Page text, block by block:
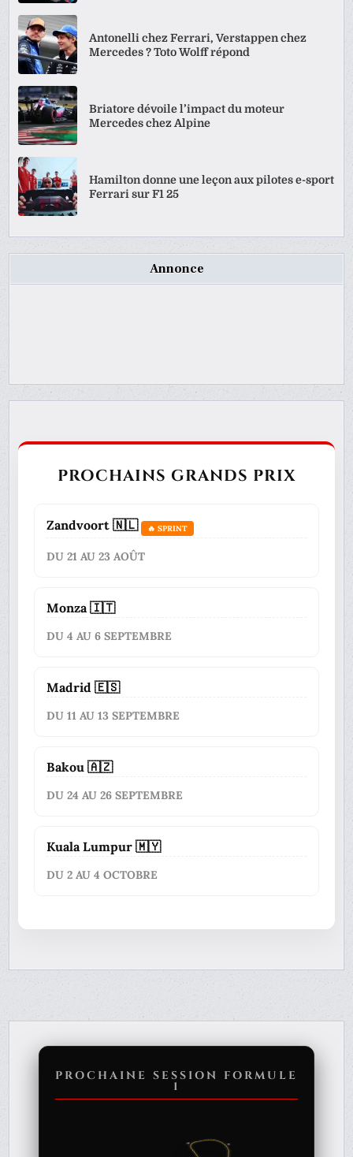
Antonelli chez Ferrari, Verstappen chez
Mercedes ? Toto Wolff répond
Briatore dévoile l’impact du moteur
Mercedes chez Alpine
Hamilton donne une leçon aux pilotes e-sport
Ferrari sur F1 25
Annonce
PROCHAINS GRANDS PRIX
Zandvoort 🇳🇱 🔥 SPRINT
DU 21 AU 23 AOÛT
Monza 🇮🇹
DU 4 AU 6 SEPTEMBRE
Madrid 🇪🇸
DU 11 AU 13 SEPTEMBRE
Bakou 🇦🇿
DU 24 AU 26 SEPTEMBRE
Kuala Lumpur 🇲🇾
DU 2 AU 4 OCTOBRE
PROCHAINE SESSION FORMULE
1